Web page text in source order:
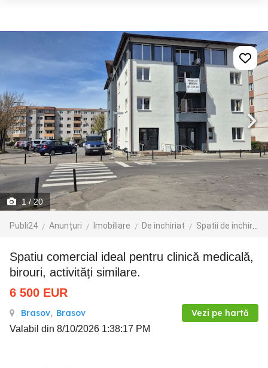
1/ 20
Publi24 Anunțuri Imobiliare De inchiriat Spatii de inchiriat
Spatiu comercial ideal pentru clinică medicală,
birouri, activități similare.
6 500 EUR
Brasov, Brasov Vezi pe hartă
Valabil din 8/10/2026 1:38:17 PM